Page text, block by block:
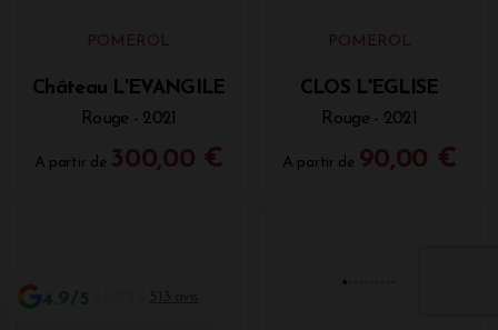
POMEROL
Château LA
VIOLETTE
Rouge - 2021
POMEROL
PETRUS
Rouge - 2021
A partir de
4.9/5